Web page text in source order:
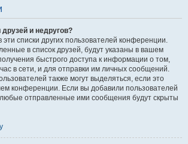
и недругов?
списки других пользователей конференции.
в список друзей, будут указаны в вашем
быстрого доступа к информации о том,
в сети, и для отправки им личных сообщений.
также могут выделяться, если это
конференции. Если вы добавили пользователей
любые отправленные ими сообщения будут скрыты